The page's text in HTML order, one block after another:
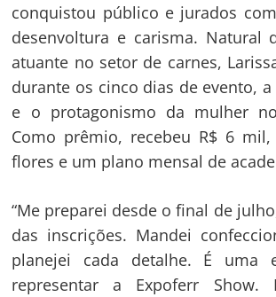
conquistou público e jurados
desenvoltura e carisma. Natural
atuante no setor de carnes,
durante os cinco dias de evento, a
e o protagonismo da mulher
Como prêmio, recebeu R$ 6
flores e um plano mensal de
“Me preparei desde o final de
das inscrições. Mandei
planejei cada detalhe. É uma
representar a Expoferr Show.